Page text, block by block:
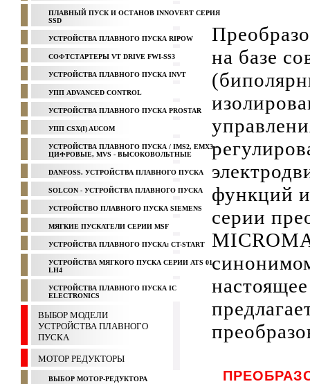
ПЛАВНЫЙ ПУСК И ОСТАНОВ INNOVERT СЕРИЯ
SSD
УСТРОЙСТВА ПЛАВНОГО ПУСКА RIPOW
СОФТСТАРТЕРЫ VT DRIVE FWI-SS3
УСТРОЙСТВА ПЛАВНОГО ПУСКА INVT
УПП ADVANCED CONTROL
УСТРОЙСТВА ПЛАВНОГО ПУСКА PROSTAR
УПП CSX(I) AUCOM
УСТРОЙСТВА ПЛАВНОГО ПУСКА / IMS2, EMX3 -
ЦИФРОВЫЕ, MVS - ВЫСОКОВОЛЬТНЫЕ
DANFOSS. УСТРОЙСТВА ПЛАВНОГО ПУСКА
SOLCON - УСТРОЙСТВА ПЛАВНОГО ПУСКА
УСТРОЙСТВО ПЛАВНОГО ПУСКА SIEMENS
МЯГКИЕ ПУСКАТЕЛИ СЕРИИ MSF
УСТРОЙСТВА ПЛАВНОГО ПУСКА: CT-START
УСТРОЙСТВА МЯГКОГО ПУСКА СЕРИИ ATS 01,
LH4
УСТРОЙСТВА ПЛАВНОГО ПУСКА IC
ELECTRONICS
ВЫБОР МОДЕЛИ
УСТРОЙСТВА ПЛАВНОГО
ПУСКА
МОТОР РЕДУКТОРЫ
ВЫБОР МОТОР-РЕДУКТОРА
на базе
функций
серии